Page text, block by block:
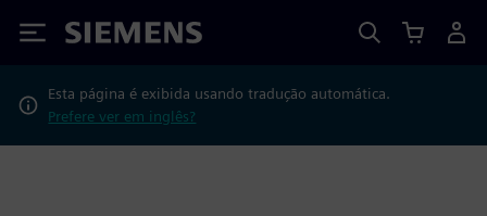
Siemens
Esta página é exibida usando tradução automática.
Prefere ver em inglês?